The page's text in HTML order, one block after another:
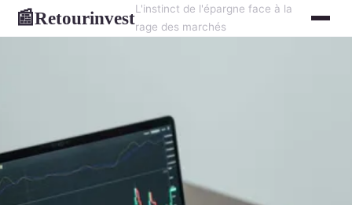
📰RetourinvestL'instinct de l'épargne face à la
rage des marchés